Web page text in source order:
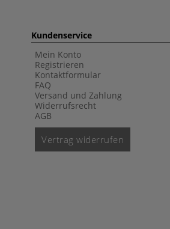
Kundenservice
Mein Konto
Registrieren
Kontaktformular
FAQ
Versand und Zahlung
Widerrufsrecht
AGB
Vertrag widerrufen